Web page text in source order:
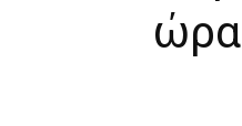
ώρα